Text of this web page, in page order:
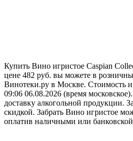
Купить Вино игристое Caspian
цене 482 руб. вы можете в
Винотеки.ру в Москве. Стоимость
09:06 06.08.2026 (время
доставку алкогольной продукции.
скидкой. Забрать Вино игристое
оплатив наличными или